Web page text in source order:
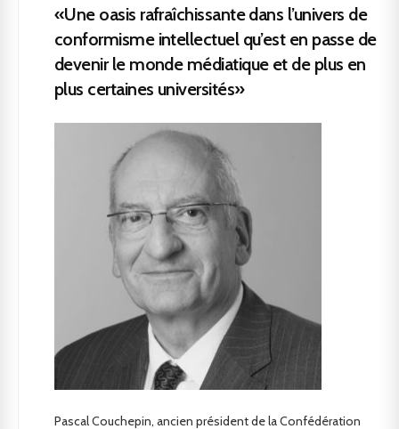
«Une oasis rafraîchissante dans l’univers de
conformisme intellectuel qu’est en passe de
devenir le monde médiatique et de plus en
plus certaines universités»
Pascal Couchepin, ancien président de la Confédération